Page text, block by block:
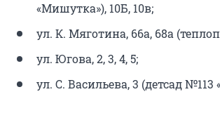
«Мишутка»), 10Б, 10в;
ул. К. Мяготина, 66а, 68а
ул. Югова, 2, 3, 4, 5;
ул. С. Васильева, 3 (детсад №113